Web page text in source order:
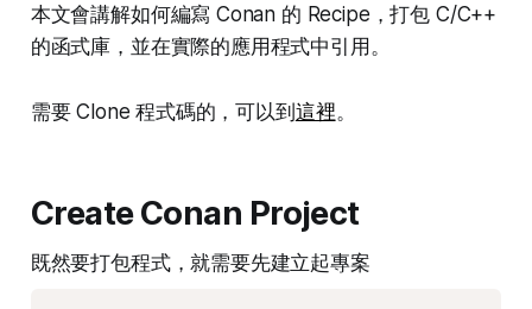
本文會講解如何編寫 Conan 的 Recipe，打包 C/C++
的函式庫，並在實際的應用程式中引用。
需要 Clone 程式碼的，可以到這裡。
Create Conan Project
既然要打包程式，就需要先建立起專案